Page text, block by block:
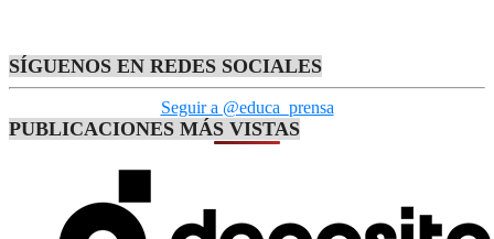
SÍGUENOS EN REDES SOCIALES
Seguir a @educa_prensa
PUBLICACIONES MÁS VISTAS